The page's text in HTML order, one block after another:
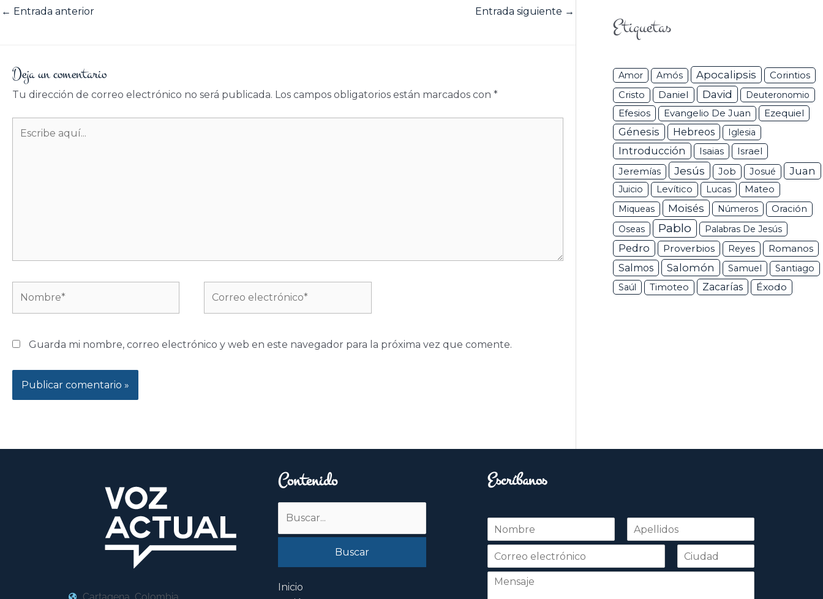
← Entrada anterior Entrada siguiente →
Deja un comentario
Tu dirección de correo electrónico no será publicada. Los campos obligatorios están marcados con *
Guarda mi nombre, correo electrónico y web en este navegador para la próxima vez que comente.
Etiquetas
Amor Amós Apocalipsis Corintios
Cristo Daniel David Deuteronomio
Efesios Evangelio De Juan Ezequiel
Génesis Hebreos Iglesia
Introducción Isaias Israel
Jeremías Jesús Job Josué Juan
Juicio Levítico Lucas
Mateo
Miqueas
Moisés Números
Oración
Oseas
Pablo Palabras De Jesús
Pedro Proverbios Reyes
Romanos
Salmos
Salomón Samuel
Santiago
Saúl
Timoteo Zacarías Éxodo
Contenido
Inicio
Escríbanos
m
r
Nombre Apellidos